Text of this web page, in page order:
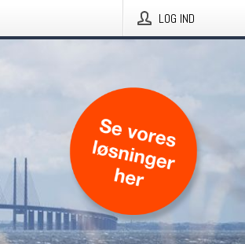
LOG IND